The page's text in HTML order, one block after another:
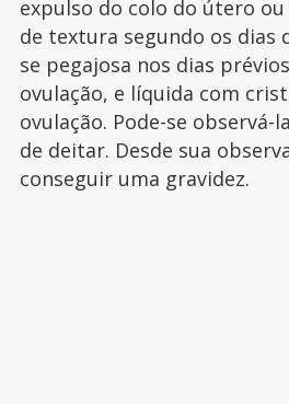
expulso do colo do útero ou
de textura segundo os dias
se pegajosa nos dias
ovulação, e líquida com
ovulação. Pode-se observá-
de deitar. Desde sua
conseguir uma gravidez.